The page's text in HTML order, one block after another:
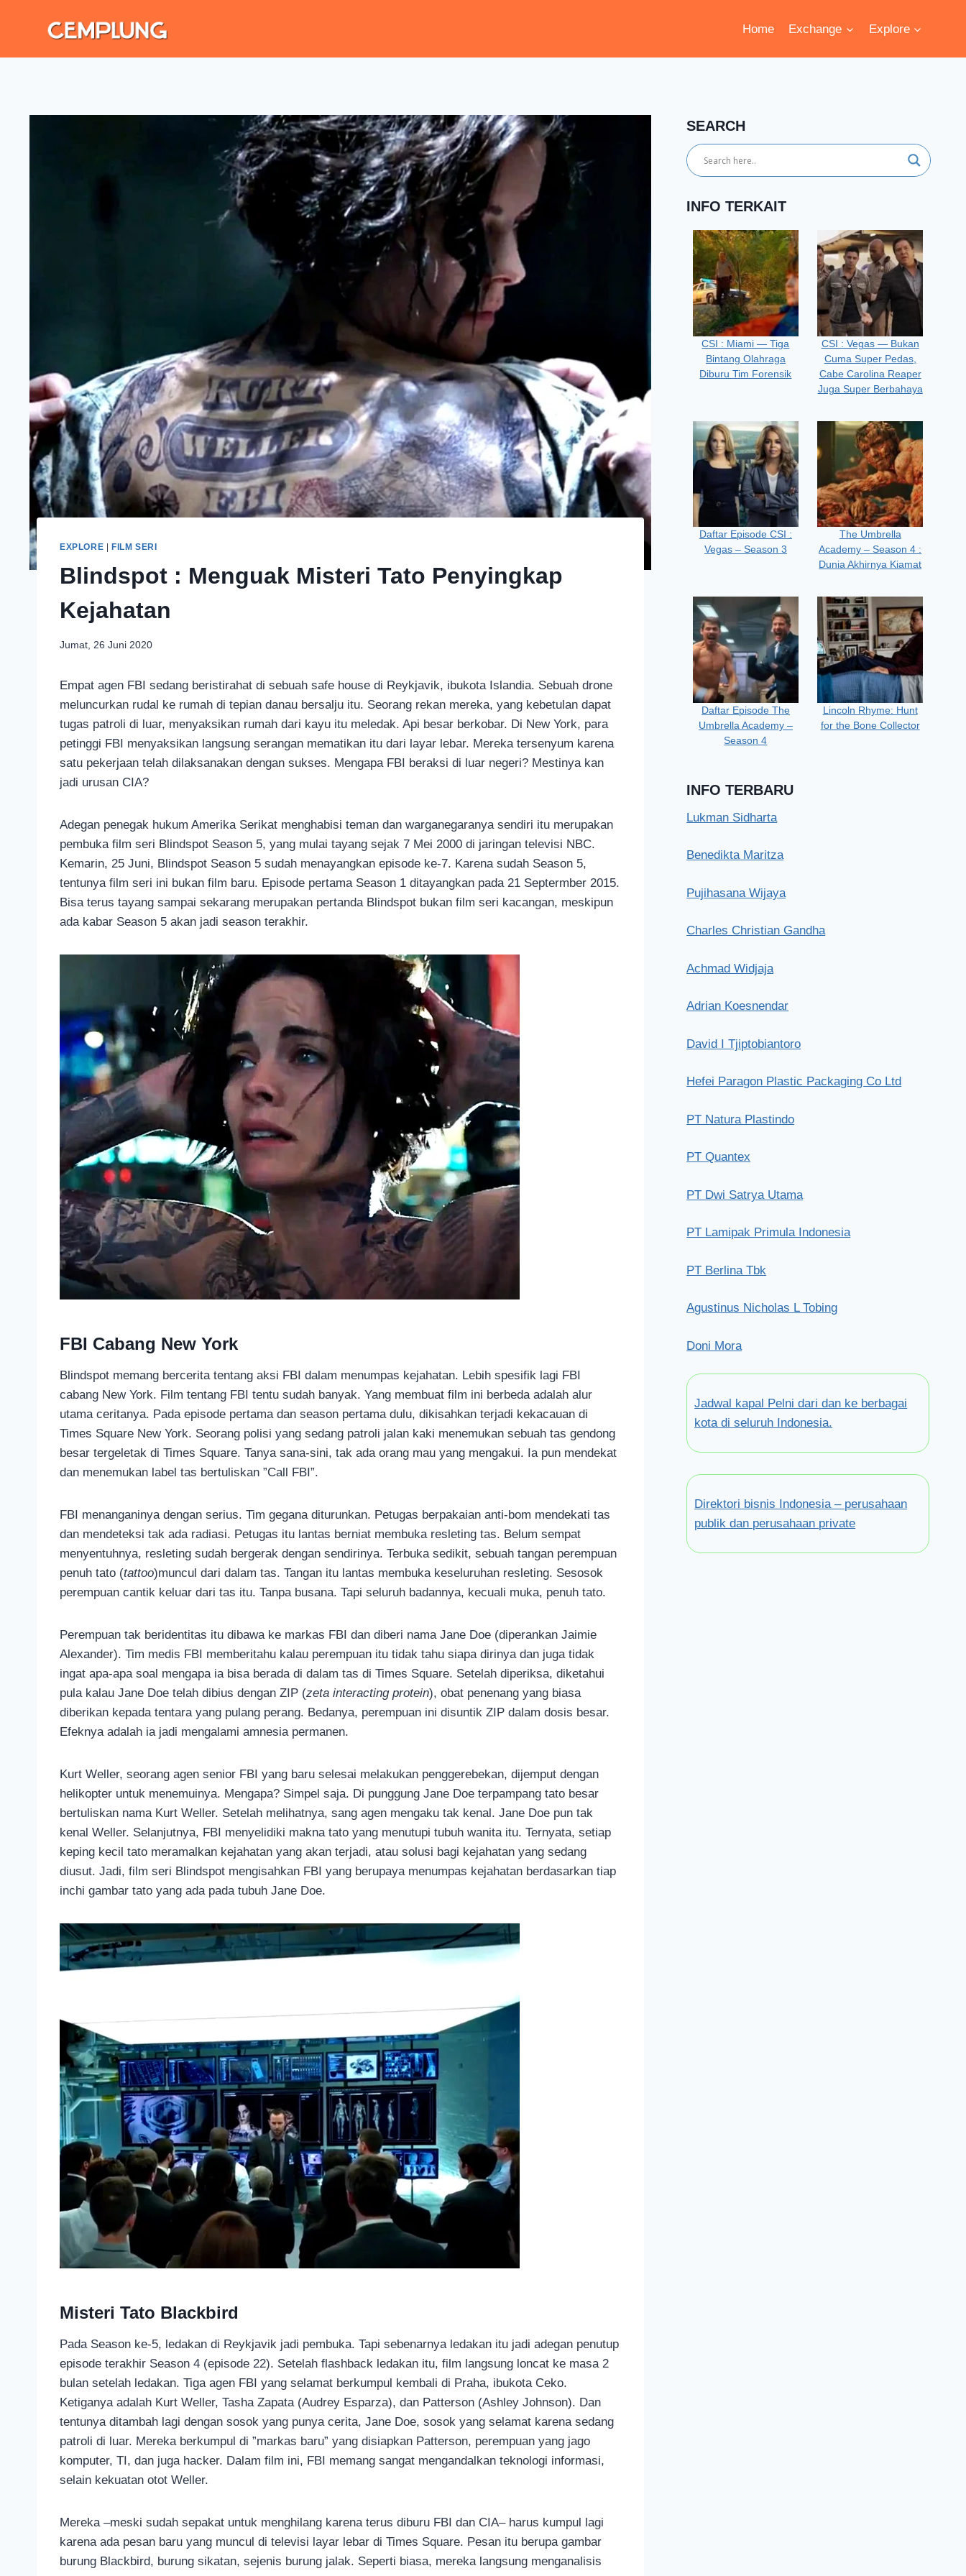
Home Exchange Explore
EXPLORE FILM SERI
Blindspot : Menguak Misteri Tato Penyingkap
Kejahatan
Jumat, 26 Juni 2020
Empat agen FBI sedang beristirahat di sebuah safe house di Reykjavik, ibukota Islandia. Sebuah drone
meluncurkan rudal ke rumah di tepian danau bersalju itu. Seorang rekan mereka, yang kebetulan dapat
tugas patroli di luar, menyaksikan rumah dari kayu itu meledak. Api besar berkobar. Di New York, para
petinggi FBI menyaksikan langsung serangan mematikan itu dari layar lebar. Mereka tersenyum karena
satu pekerjaan telah dilaksanakan dengan sukses. Mengapa FBI beraksi di luar negeri? Mestinya kan
jadi urusan CIA?
Adegan penegak hukum Amerika Serikat menghabisi teman dan warganegaranya sendiri itu merupakan
pembuka film seri Blindspot Season 5, yang mulai tayang sejak 7 Mei 2000 di jaringan televisi NBC.
Kemarin, 25 Juni, Blindspot Season 5 sudah menayangkan episode ke-7. Karena sudah Season 5,
tentunya film seri ini bukan film baru. Episode pertama Season 1 ditayangkan pada 21 Septermber 2015.
Bisa terus tayang sampai sekarang merupakan pertanda Blindspot bukan film seri kacangan, meskipun
ada kabar Season 5 akan jadi season terakhir.
FBI Cabang New York
Blindspot memang bercerita tentang aksi FBI dalam menumpas kejahatan. Lebih spesifik lagi FBI
cabang New York. Film tentang FBI tentu sudah banyak. Yang membuat film ini berbeda adalah alur
utama ceritanya. Pada episode pertama dan season pertama dulu, dikisahkan terjadi kekacauan di
Times Square New York. Seorang polisi yang sedang patroli jalan kaki menemukan sebuah tas gendong
besar tergeletak di Times Square. Tanya sana-sini, tak ada orang mau yang mengakui. Ia pun mendekat
dan menemukan label tas bertuliskan ”Call FBI”.
FBI menanganinya dengan serius. Tim gegana diturunkan. Petugas berpakaian anti-bom mendekati tas
dan mendeteksi tak ada radiasi. Petugas itu lantas berniat membuka resleting tas. Belum sempat
menyentuhnya, resleting sudah bergerak dengan sendirinya. Terbuka sedikit, sebuah tangan perempuan
penuh tato (tattoo)muncul dari dalam tas. Tangan itu lantas membuka keseluruhan resleting. Sesosok
perempuan cantik keluar dari tas itu. Tanpa busana. Tapi seluruh badannya, kecuali muka, penuh tato.
Perempuan tak beridentitas itu dibawa ke markas FBI dan diberi nama Jane Doe (diperankan Jaimie
Alexander). Tim medis FBI memberitahu kalau perempuan itu tidak tahu siapa dirinya dan juga tidak
ingat apa-apa soal mengapa ia bisa berada di dalam tas di Times Square. Setelah diperiksa, diketahui
pula kalau Jane Doe telah dibius dengan ZIP (zeta interacting protein), obat penenang yang biasa
diberikan kepada tentara yang pulang perang. Bedanya, perempuan ini disuntik ZIP dalam dosis besar.
Efeknya adalah ia jadi mengalami amnesia permanen.
Kurt Weller, seorang agen senior FBI yang baru selesai melakukan penggerebekan, dijemput dengan
helikopter untuk menemuinya. Mengapa? Simpel saja. Di punggung Jane Doe terpampang tato besar
bertuliskan nama Kurt Weller. Setelah melihatnya, sang agen mengaku tak kenal. Jane Doe pun tak
kenal Weller. Selanjutnya, FBI menyelidiki makna tato yang menutupi tubuh wanita itu. Ternyata, setiap
keping kecil tato meramalkan kejahatan yang akan terjadi, atau solusi bagi kejahatan yang sedang
diusut. Jadi, film seri Blindspot mengisahkan FBI yang berupaya menumpas kejahatan berdasarkan tiap
inchi gambar tato yang ada pada tubuh Jane Doe.
Misteri Tato Blackbird
Pada Season ke-5, ledakan di Reykjavik jadi pembuka. Tapi sebenarnya ledakan itu jadi adegan penutup
episode terakhir Season 4 (episode 22). Setelah flashback ledakan itu, film langsung loncat ke masa 2
bulan setelah ledakan. Tiga agen FBI yang selamat berkumpul kembali di Praha, ibukota Ceko.
Ketiganya adalah Kurt Weller, Tasha Zapata (Audrey Esparza), dan Patterson (Ashley Johnson). Dan
tentunya ditambah lagi dengan sosok yang punya cerita, Jane Doe, sosok yang selamat karena sedang
patroli di luar. Mereka berkumpul di ”markas baru” yang disiapkan Patterson, perempuan yang jago
komputer, TI, dan juga hacker. Dalam film ini, FBI memang sangat mengandalkan teknologi informasi,
selain kekuatan otot Weller.
Mereka –meski sudah sepakat untuk menghilang karena terus diburu FBI dan CIA– harus kumpul lagi
karena ada pesan baru yang muncul di televisi layar lebar di Times Square. Pesan itu berupa gambar
burung Blackbird, burung sikatan, sejenis burung jalak. Seperti biasa, mereka langsung menganalisis
SEARCH
INFO TERKAIT
CSI : Miami — Tiga
Bintang Olahraga
Diburu Tim Forensik
CSI : Vegas — Bukan
Cuma Super Pedas,
Cabe Carolina Reaper
Juga Super Berbahaya
Daftar Episode CSI :
Vegas – Season 3
The Umbrella
Academy – Season 4 :
Dunia Akhirnya Kiamat
Daftar Episode The
Umbrella Academy –
Season 4
Lincoln Rhyme: Hunt
for the Bone Collector
INFO TERBARU
Lukman Sidharta
Benedikta Maritza
Pujihasana Wijaya
Charles Christian Gandha
Achmad Widjaja
Adrian Koesnendar
David I Tjiptobiantoro
Hefei Paragon Plastic Packaging Co Ltd
PT Natura Plastindo
PT Quantex
PT Dwi Satrya Utama
PT Lamipak Primula Indonesia
PT Berlina Tbk
Agustinus Nicholas L Tobing
Doni Mora
Jadwal kapal Pelni dari dan ke berbagai
kota di seluruh Indonesia.
Direktori bisnis Indonesia – perusahaan
publik dan perusahaan private